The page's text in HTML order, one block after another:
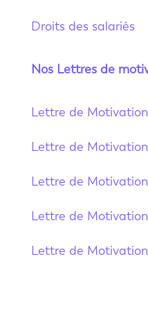
Droits des salariés
Nos Lettres de
Lettre de
Lettre de
Lettre de
Lettre de
Lettre de